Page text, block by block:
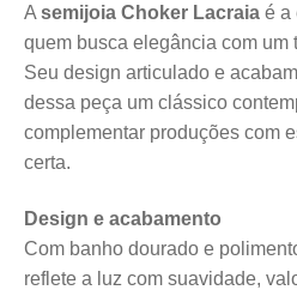
A semijoia Choker Lacraia é a
quem busca elegância com um
Seu design articulado e
dessa peça um clássico
complementar produções com
certa.
Design e acabamento
Com banho dourado e
reflete a luz com suavidade,